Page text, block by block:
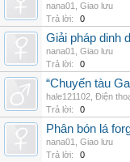
nana01
Giao lưu
Trả lời:
0
Giải pháp dinh
nana01
Giao lưu
Trả lời:
0
“Chuyến tàu
hale121102 Điện
Trả lời:
0
Phân bón lá
nana01
Giao lưu
Trả lời:
0